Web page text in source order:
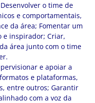
o time de
e comportamentais,
da área; Fomentar um
e inspirador; Criar,
área junto com o time
e apoiar a
e plataformas,
entre outros; Garantir
com a voz da